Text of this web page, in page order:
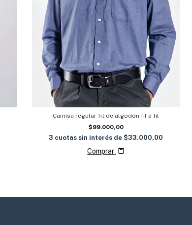
Camisa regular fit de algodón fil a fil
$99.000,00
3 cuotas sin interés de$33.000,00
Comprar